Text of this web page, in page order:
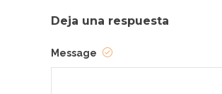
Deja una respuesta
Message